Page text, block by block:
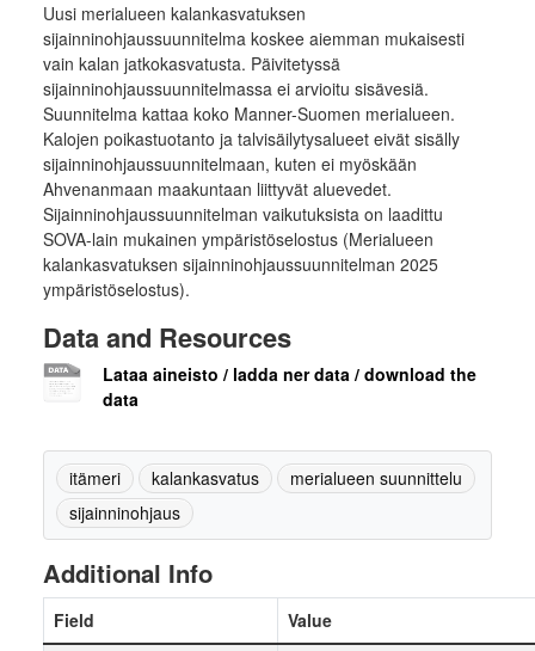
Uusi merialueen kalankasvatuksen
sijainninohjaussuunnitelma koskee aiemman mukaisesti
vain kalan jatkokasvatusta. Päivitetyssä
sijainninohjaussuunnitelmassa ei arvioitu sisävesiä.
Suunnitelma kattaa koko Manner-Suomen merialueen.
Kalojen poikastuotanto ja talvisäilytysalueet eivät sisälly
sijainninohjaussuunnitelmaan, kuten ei myöskään
Ahvenanmaan maakuntaan liittyvät aluevedet.
Sijainninohjaussuunnitelman vaikutuksista on laadittu
SOVA-lain mukainen ympäristöselostus (Merialueen
kalankasvatuksen sijainninohjaussuunnitelman 2025
ympäristöselostus).
Data and Resources
Lataa aineisto / ladda ner data / download the
data
itämeri kalankasvatus
merialueen suunnittelu
sijainninohjaus
Additional Info
Field Value